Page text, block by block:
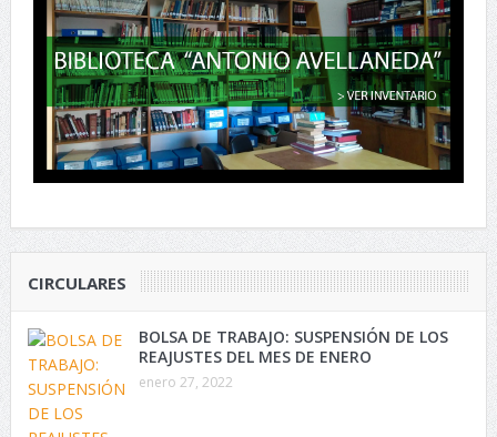
CIRCULARES
BOLSA DE TRABAJO: SUSPENSIÓN DE LOS
REAJUSTES DEL MES DE ENERO
enero 27, 2022